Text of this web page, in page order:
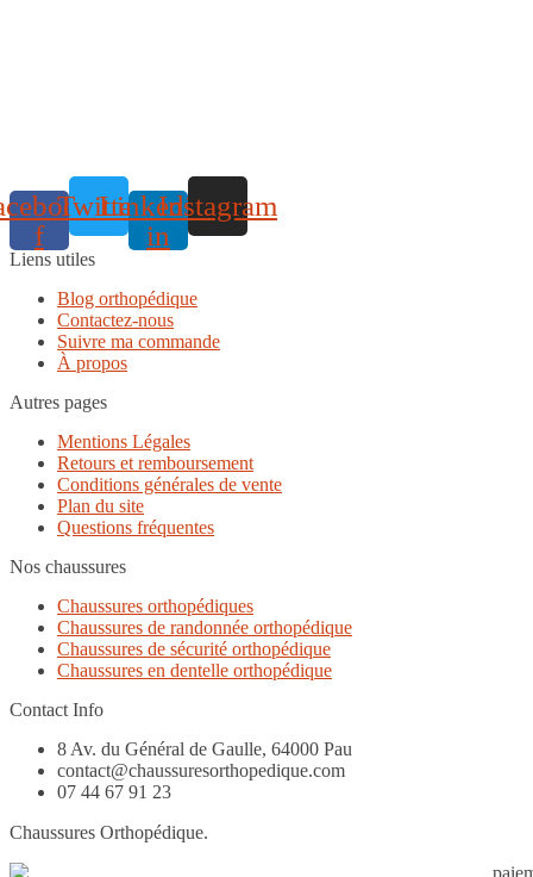
f
TwitterLinkedin-
in
Instagram
Liens utiles
Blog orthopédique
Contactez-nous
Suivre ma commande
À propos
Autres pages
Mentions Légales
Retours et remboursement
Conditions générales de vente
Plan du site
Questions fréquentes
Nos chaussures
Chaussures orthopédiques
Chaussures de randonnée orthopédique
Chaussures de sécurité orthopédique
Chaussures en dentelle orthopédique
Contact Info
8 Av. du Général de Gaulle, 64000 Pau
contact@chaussuresorthopedique.com
07 44 67 91 23
Chaussures Orthopédique.